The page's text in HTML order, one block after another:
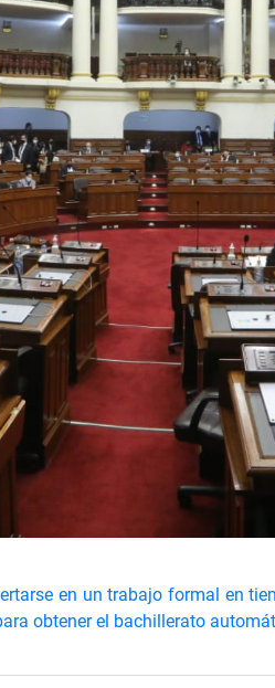
en un trabajo formal en
obtener el bachillerato